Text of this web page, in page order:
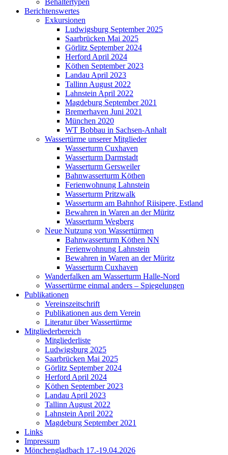
Behältertypen
Berichtenswertes
Exkursionen
Ludwigsburg September 2025
Saarbrücken Mai 2025
Görlitz September 2024
Herford April 2024
Köthen September 2023
Landau April 2023
Tallinn August 2022
Lahnstein April 2022
Magdeburg September 2021
Bremerhaven Juni 2021
München 2020
WT Bobbau in Sachsen-Anhalt
Wassertürme unserer Mitglieder
Wasserturm Cuxhaven
Wasserturm Darmstadt
Wasserturm Gersweiler
Bahnwasserturm Köthen
Ferienwohnung Lahnstein
Wasserturm Pritzwalk
Wasserturm am Bahnhof Riisipere, Estland
Bewahren in Waren an der Müritz
Wasserturm Wegberg
Neue Nutzung von Wassertürmen
Bahnwasserturm Köthen NN
Ferienwohnung Lahnstein
Bewahren in Waren an der Müritz
Wasserturm Cuxhaven
Wanderfalken am Wasserturm Halle-Nord
Wassertürme einmal anders – Spiegelungen
Publikationen
Vereinszeitschrift
Publikationen aus dem Verein
Literatur über Wassertürme
Mitgliederbereich
Mitgliederliste
Ludwigsburg 2025
Saarbrücken Mai 2025
Görlitz September 2024
Herford April 2024
Köthen September 2023
Landau April 2023
Tallinn August 2022
Lahnstein April 2022
Magdeburg September 2021
Links
Impressum
Mönchengladbach 17.-19.04.2026